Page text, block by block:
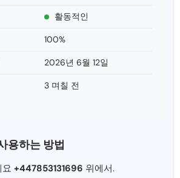
활동적인
100%
2026년 6월 12일
3 며칠 전
용하는 방법
+447853131696 위에서.